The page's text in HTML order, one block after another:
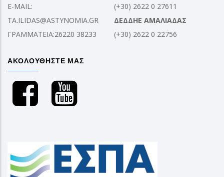
E-MAIL:
TA.ILIDAS@ASTYNOMIA.GR
ΓΡΑΜΜΑΤΕΙΑ:26220 38233
(+30) 2622 0 27611
ΔΕΔΔΗΕ ΑΜΑΛΙΑΔΑΣ
(+30) 2622 0 22756
ΑΚΟΛΟΥΘΗΣΤΕ ΜΑΣ